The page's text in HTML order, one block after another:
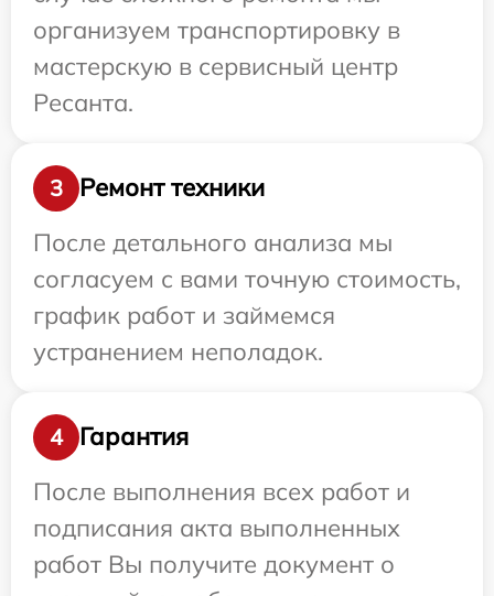
организуем транспортировку в
мастерскую в сервисный центр
Ресанта.
3
Ремонт техники
После детального анализа мы
согласуем с вами точную стоимость,
график работ и займемся
устранением неполадок.
4
Гарантия
После выполнения всех работ и
подписания акта выполненных
работ Вы получите документ о